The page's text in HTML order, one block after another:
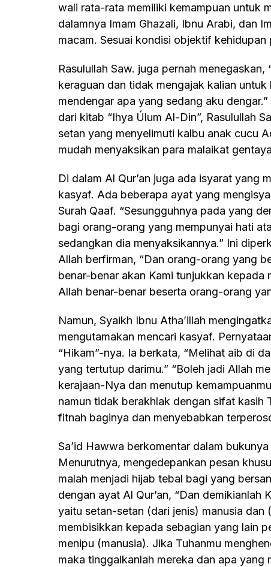
wali rata-rata memiliki kemampuan untuk
dalamnya Imam Ghazali, Ibnu Arabi, dan
macam. Sesuai kondisi objektif kehidupan
Rasulullah Saw. juga pernah menegaskan, “Seandainya hati kalian tidak dilanda
keraguan dan tidak mengajak kalian
mendengar apa yang sedang aku
dari kitab “Ihya Úlum Al-Din”, Rasulullah
setan yang menyelimuti kalbu anak cucu
mudah menyaksikan para malaikat
Di dalam Al Qur’an juga ada isyarat yang memungkinkan seseorang memperoleh
kasyaf. Ada beberapa ayat yang
Surah Qaaf. “Sesungguhnya pada yang
bagi orang-orang yang mempunyai hati
sedangkan dia menyaksikannya.” Ini
Allah berfirman, “Dan orang-orang yang
benar-benar akan Kami tunjukkan kepada
Allah benar-benar beserta orang-orang
Namun, Syaikh Ibnu Atha’illah mengingatkan kepada kita, jangan sampai lebih
mengutamakan mencari kasyaf.
“Hikam”-nya. Ia berkata, “Melihat aib di
yang tertutup darimu.” “Boleh jadi Allah
kerajaan-Nya dan menutup
namun tidak berakhlak dengan sifat kasih
fitnah baginya dan menyebabkan
Sa’id Hawwa berkomentar dalam bukunya yang berjudul Tarbiyyatuna Al-Ruhiyyah”.
Menurutnya, mengedepankan pesan
malah menjadi hijab tebal bagi yang
dengan ayat Al Qur’an, “Dan
yaitu setan-setan (dari jenis) manusia dan
membisikkan kepada sebagian yang lain
menipu (manusia). Jika Tuhanmu
maka tinggalkanlah mereka dan apa yang